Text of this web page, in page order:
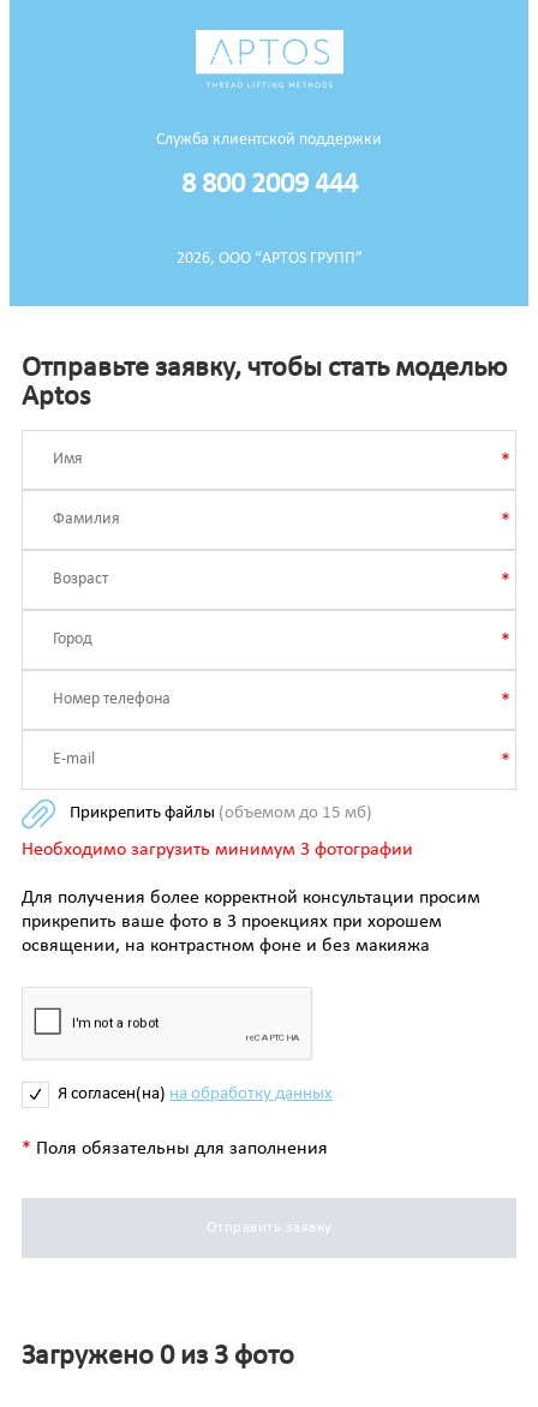
Служба клиентской поддержки
8 800 2009 444
2026, ООО “APTOS ГРУПП”
Отправьте заявку, чтобы стать моделью
Aptos
Прикрепить файлы (объемом до 15 мб)
Необходимо загрузить минимум 3 фотографии
Для получения более корректной консультации просим
прикрепить ваше фото в 3 проекциях при хорошем
освящении, на контрастном фоне и без макияжа
Я согласен(на) на обработку данных
* Поля обязательны для заполнения
Отправить заявку
Загружено 0 из 3 фото